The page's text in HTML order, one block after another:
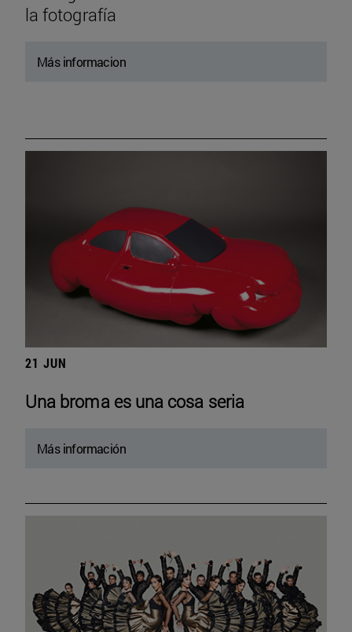
la fotografía
Más informacion
21 JUN
Una broma es una cosa seria
Más información